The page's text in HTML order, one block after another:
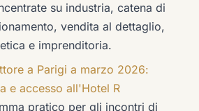
su industria, catena di
vendita al dettaglio,
e imprenditoria.
a Parigi a marzo 2026:
e accesso all'Hotel R
pratico per gli incontri di